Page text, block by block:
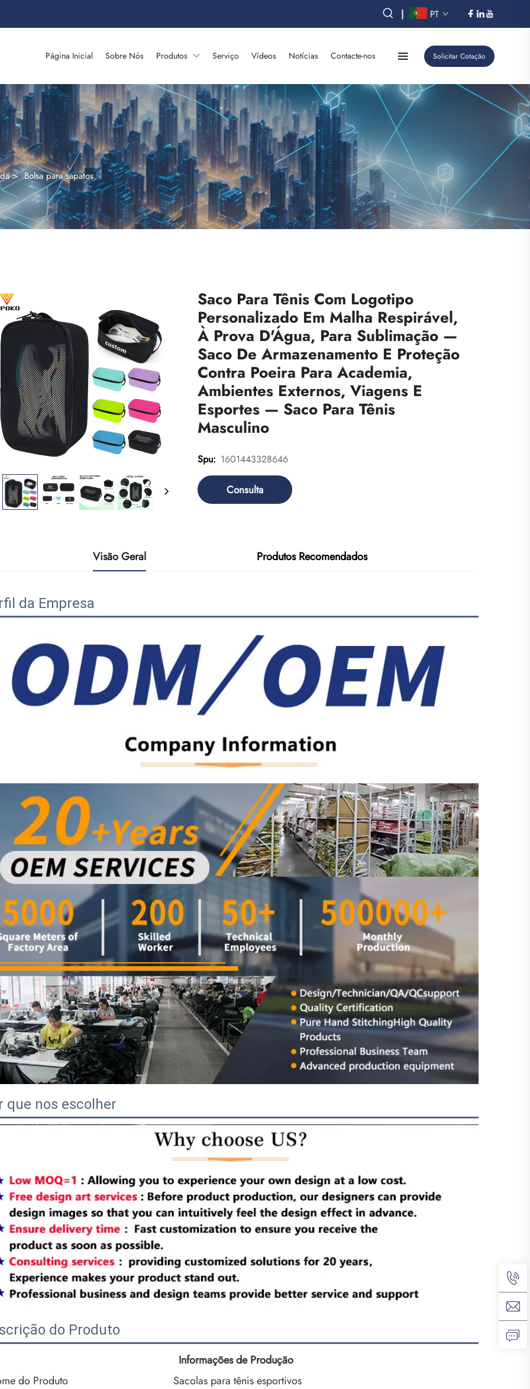
| PT
Página Inicial Sobre Nós Produtos Serviço Vídeos Notícias Contacte-nos Solicitar Cotação
>Bolsa para sapatos
Saco Para Tênis Com Logotipo
Personalizado Em Malha Respirável,
À Prova D'Água, Para Sublimação —
Saco De Armazenamento E Proteção
Contra Poeira Para Academia,
Ambientes Externos, Viagens E
Esportes — Saco Para Tênis
Masculino
Spu: 1601443328646
Consulta
Visão Geral Produtos Recomendados
da Empresa
que nos escolher
do Produto
Informações de Produção
do Produto
Sacolas para tênis esportivos